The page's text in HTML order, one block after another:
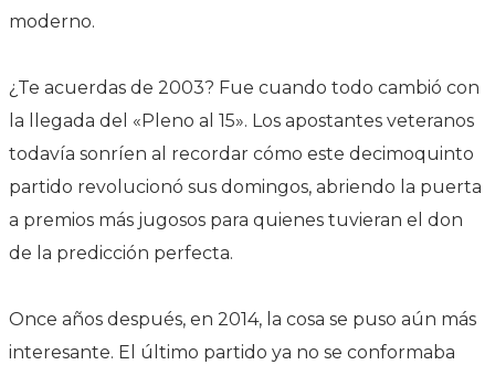
moderno.
¿Te acuerdas de 2003? Fue cuando todo cambió con
la llegada del «Pleno al 15». Los apostantes veteranos
todavía sonríen al recordar cómo este decimoquinto
partido revolucionó sus domingos, abriendo la puerta
a premios más jugosos para quienes tuvieran el don
de la predicción perfecta.
Once años después, en 2014, la cosa se puso aún más
interesante. El último partido ya no se conformaba